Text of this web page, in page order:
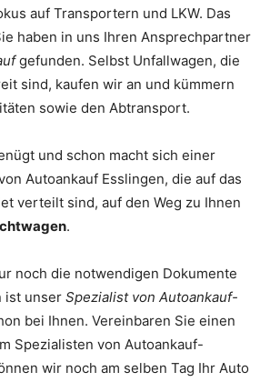
auf Transportern und LKW. Das
haben in uns Ihren Ansprechpartner
gefunden. Selbst Unfallwagen, die
sind, kaufen wir an und kümmern
sowie den Abtransport.
und schon macht sich einer
Autoankauf Esslingen, die auf das
verteilt sind, auf den Weg zu Ihnen
.
noch die notwendigen Dokumente
ist unser Spezialist von Autoankauf-
bei Ihnen. Vereinbaren Sie einen
Spezialisten von Autoankauf-
wir noch am selben Tag Ihr Auto